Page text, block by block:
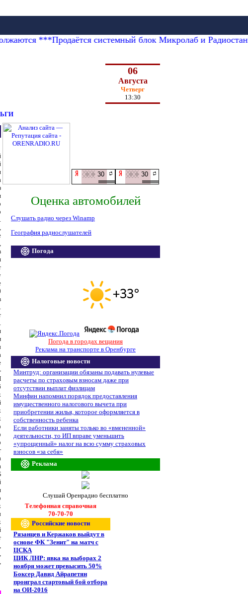
***Продаётся системный блок Микролаб и
06
Августа
Четверг
13:30
Оценка автомобилей
Слушать радио через Winamp
География радиослушателей
Погода
Погода в городах вещания
Реклама на транспорте в Оренбурге
Налоговые новости
Минтруд: организации обязаны подавать нулевые
расчеты по страховым взносам даже при
отсутствии выплат физлицам
Минфин напомнил порядок предоставления
имущественного налогового вычета при
приобретении жилья, которое оформляется в
собственность ребенка
Если работники заняты только во «вмененной»
деятельности, то ИП вправе уменьшить
«упрощенный» налог на всю сумму страховых
взносов «за себя»
Реклама
Слушай Оренрадио бесплатно
Телефонная справочная
70-70-70
Российские новости
Рязанцев и Кержаков выйдут в
основе ФК "Зенит" на матч с
ЦСКА
ЦИК ЛНР: явка на выборах 2
ноября может превысить 50%
Боксер Давид Айрапетян
проиграл стартовый бой отбора
на ОИ-2016